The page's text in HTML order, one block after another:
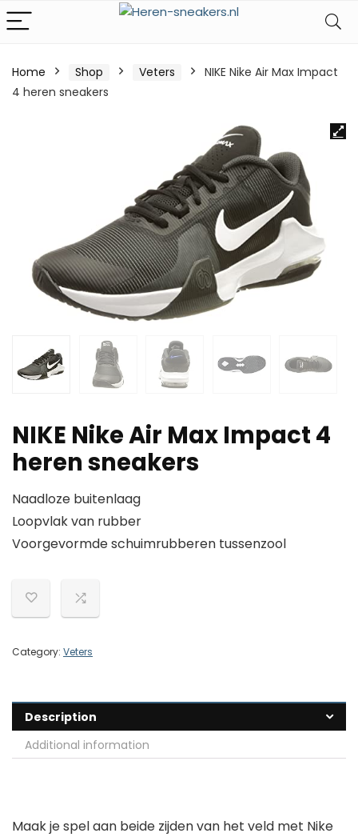
Home Shop Veters
NIKE Nike Air Max Impact
4 heren sneakers
NIKE Nike Air Max Impact 4
heren sneakers
Naadloze buitenlaag
Loopvlak van rubber
Voorgevormde schuimrubberen tussenzool
Category: Veters
Description
Additional information
Maak je spel aan beide zijden van het veld met Nike